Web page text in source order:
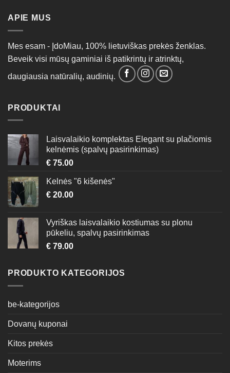
be
chosen
on
page
may
be
chosen
on
APIE MUS
Mes esam - ĮdoMiau, 100% lietuviškas prekės ženklas.
Beveik visi mūsų gaminiai iš patikrintų ir atrinktų,
daugiausia natūralių, audinių.
PRODUKTAI
Laisvalaikio komplektas Elegant su plačiomis
kelnėmis (spalvų pasirinkimas)
€ 75.00
Kelnės "6 kišenės"
€ 20.00
Vyriškas laisvalaikio kostiumas su plonu
pūkeliu, spalvų pasirinkimas
€ 79.00
PRODUKTO KATEGORIJOS
be-kategorijos
Dovanų kuponai
Kitos prekės
Moterims